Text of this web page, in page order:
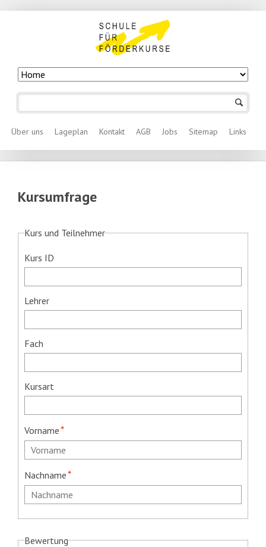
Navigation überspringen
Über uns Lageplan Kontakt AGB Jobs Sitemap Links
Kursumfrage
Kurs und Teilnehmer
Kurs ID
Lehrer
Fach
Kursart
Pflichtfeld
Vorname*
Pflichtfeld
Nachname*
Bewertung